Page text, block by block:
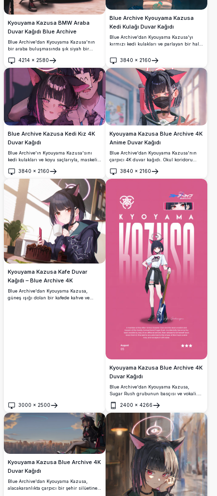
Kyouyama Kazusa BMW Araba
Duvar Kağıdı Blue Archive
Blue Archive'dan Kyouyama Kazusa'nın
bir araba buluşmasında şık siyah bir
çarpıcı 4K duvar kağıdı. Yüksek
çözünürlüklü anime sanatı gerçek dünya
fotoğrafçılığıyla kusursuz biçimde
harmanlanmış.
4214 × 2580
Aç
Blue Archive Kyouyama Kazusa
Kedi Kulağı Duvar Kağıdı
Blue Archive'dan Kyouyama Kazusa'yı
kırmızı kedi kulakları ve parlayan bir hale
Karanlık atmosferik arka plan, çizgili
kıyafetini ve dinamik pozunu ön plana
çıkarır; masaüstü arka planları için
mükemmeldir.
3840 × 2160
Aç
Blue Archive Kazusa Kedi Kız 4K
Duvar Kağıdı
Blue Archive'ın Kyouyama Kazusa'sını
kedi kulakları ve koyu saçlarıyla, maskeli
çarpıcı bir 4K duvar kağıdı. Pembe
vurgular ve sinematik aydınlatmayla
kasvetli bir anime sanat stilinde güzelce
işlenmiştir.
3840 × 2160
Aç
Kyouyama Kazusa Blue Archive 4K
Anime Duvar Kağıdı
Blue Archive'dan Kyouyama Kazusa'nın
çarpıcı 4K duvar kağıdı. Okul koridoru
kulakları, siyah yüz maskesi ve siyah-
pembe iki tonlu saçlarıyla öne çıkan
3840 × 2160
Aç
Kyouyama Kazusa Kafe Duvar
Kağıdı – Blue Archive 4K
Blue Archive'dan Kyouyama Kazusa,
güneş ışığı dolan bir kafede kahve ve
3000 × 2500
Aç
Kyouyama Kazusa Blue Archive 4K
Duvar Kağıdı
Blue Archive'dan Kyouyama Kazusa,
Sugar Rush grubunun basçısı ve vokali.
beyaz tişörtlü şık anime karakteri. Ultra
HD yüksek çözünürlüklü hayran sanatı
duvar kağıdı.
2400 × 4266
Aç
Kyouyama Kazusa Blue Archive 4K
Duvar Kağıdı
Blue Archive'dan Kyouyama Kazusa,
alacakaranlıkta çarpıcı bir şehir silüetine